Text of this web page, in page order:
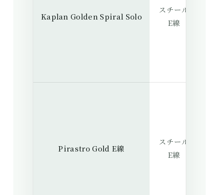
Kaplan Golden Spiral Solo
スチール
E線
Pirastro Gold E線
スチール
E線